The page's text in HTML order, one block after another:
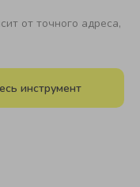
от точного адреса,
инструмент